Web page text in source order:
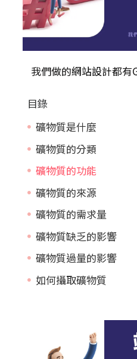
我們做的網站設計都有
目錄
礦物質是什麼
礦物質的分類
礦物質的功能
礦物質的來源
礦物質的需求量
礦物質缺乏的影響
礦物質過量的影響
如何攝取礦物質